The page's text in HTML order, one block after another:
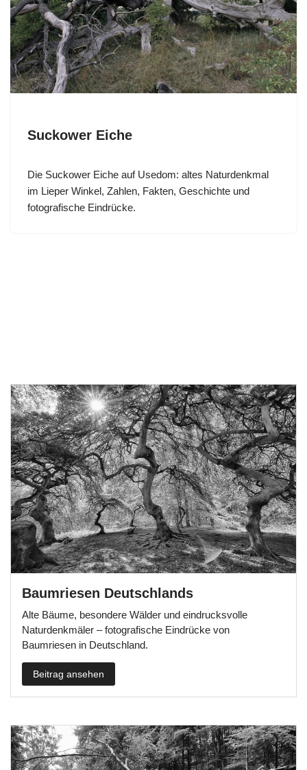
Suckower Eiche
Die Suckower Eiche auf Usedom: altes Naturdenkmal
im Lieper Winkel, Zahlen, Fakten, Geschichte und
fotografische Eindrücke.
Baumriesen Deutschlands
Alte Bäume, besondere Wälder und eindrucksvolle
Naturdenkmäler – fotografische Eindrücke von
Baumriesen in Deutschland.
Beitrag ansehen